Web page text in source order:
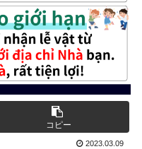
コピー
2023.03.09